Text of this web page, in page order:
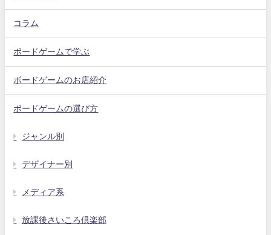
コラム
ボードゲームで学ぶ
ボードゲームのお店紹介
ボードゲームの選び方
ジャンル別
デザイナー別
メディア系
放課後さいころ倶楽部